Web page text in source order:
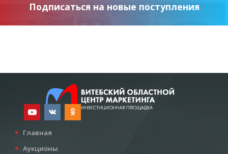
Подписаться на новые поступления
Главная
Аукционы